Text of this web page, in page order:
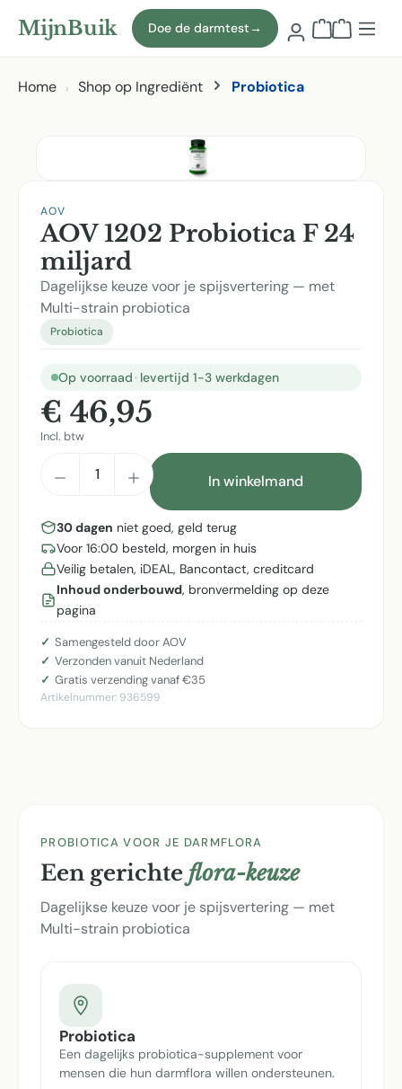
Naar hoofdinhoud
MijnBuik Doe de darmtest→
Home Shop op Ingrediënt Probiotica
AOV
AOV 1202 Probiotica F 24
miljard
Dagelijkse keuze voor je spijsvertering — met
Multi-strain probiotica
Probiotica
Op voorraad · levertijd 1-3 werkdagen
€ 46,95
Incl. btw
Producthoeveelheid: Voer de
In winkelmand
30 dagen niet goed, geld terug
Voor 16:00 besteld, morgen in huis
Veilig betalen, iDEAL, Bancontact, creditcard
Inhoud onderbouwd, bronvermelding op deze
pagina
Samengesteld door AOV
Verzonden vanuit Nederland
Gratis verzending vanaf €35
Artikelnummer: 936599
PROBIOTICA VOOR JE DARMFLORA
Een gerichte flora-keuze
Dagelijkse keuze voor je spijsvertering — met
Multi-strain probiotica
Probiotica
Een dagelijks probiotica-supplement voor
mensen die hun darmflora willen ondersteunen.